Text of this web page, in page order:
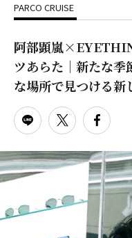
ニュース
特集
TAX FREE
DELIVERY
オンラインストア
リクルート
日本語
PARCO CRUISE
阿部顕嵐
ツあらた｜新たな季
な場所で見つける新